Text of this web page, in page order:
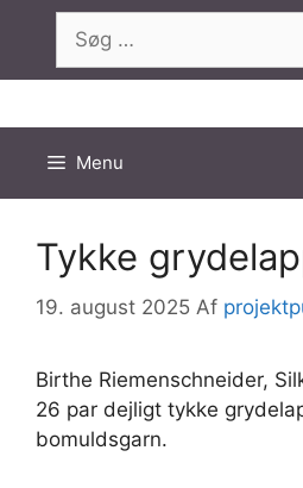
indhold
efter:
Menu
Tykke
19. august 2025 Af
Birthe Riemenschneider,
26 par dejligt tykke
bomuldsgarn.